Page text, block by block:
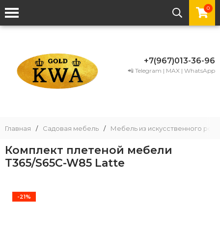
0
+7(967)013-36-96
📲 Telegram | MAX | WhatsApp
Главная / Садовая мебель / Мебель из искусственного
Комплект плетеной мебели
T365/S65C-W85 Latte
-21%